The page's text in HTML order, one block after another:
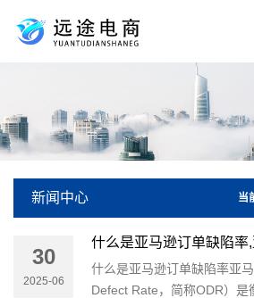
新闻中心 当
30
2025-06
什么是亚马逊订单缺陷率‌亚
Defect Rate，简称ODR）‌